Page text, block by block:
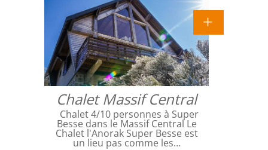
Chalet Massif Central
Chalet 4/10 personnes à Super
Besse dans le Massif Central Le
Chalet l'Anorak Super Besse est
un lieu pas comme les…